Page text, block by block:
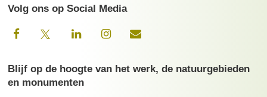
Volg ons op Social Media
Blijf op de hoogte van het werk, de natuurgebieden
en monumenten